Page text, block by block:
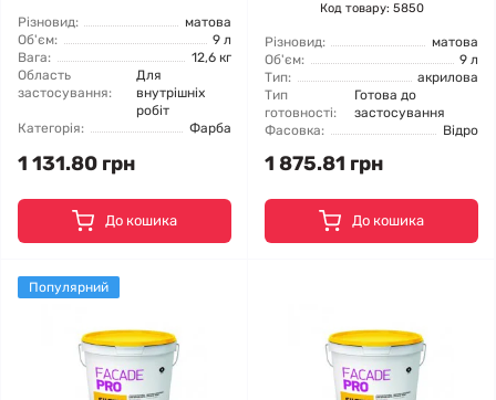
Різновид:
матова
Об'єм:
9 л
Вага:
12,6 кг
Область
застосування:
Для
внутрішніх
робіт
Категорія:
Фарба
1 131.80 грн
До кошика
Код товару: 5850
Різновид:
матова
Об'єм:
9 л
Тип:
акрилова
Тип
готовності:
Готова до
застосування
Фасовка:
Відро
1 875.81 грн
До кошика
Популярний